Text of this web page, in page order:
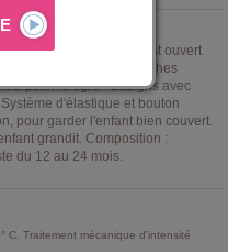
et gris. Ce pyjama est ouvert
facilité. Haut manches
poitrine tigre - Bas gris avec
d'élastique et bouton
pour garder l'enfant bien couvert.
grandit. Composition :
du 12 au 24 mois.
C. Traitement mécanique d'intensité